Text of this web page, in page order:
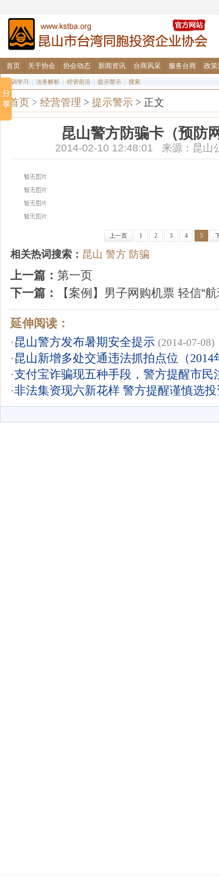
首页 关于协会 协会动态 新闻资讯 台商风采 服务台商 政策
培训学习 法务解析 经管前沿 提示警示 搜索
首页 > 经营管理 > 提示警示 > 正文
昆山警方防骗卡（预防
2014-02-10 12:48:01 来源：昆
上一页 1 2 3 4 5
相关热词搜索： 昆山 警方 防骗
上一篇： 第一页
下一篇：
【案例】男子网购机票 轻信“
延伸阅读：
·昆山警方发布暑期安全提示 (2014-07-08)
·昆山新增多处交通违法抓拍点位（2014
·支付宝诈骗现五种手段，警方提醒市民
·非法集资现六新花样 警方提醒谨慎选